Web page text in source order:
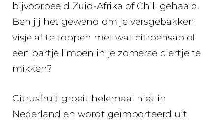
bijvoorbeeld Zuid-Afrika of Chili gehaald.
Ben jij het gewend om je versgebakken
visje af te toppen met wat citroensap of
een partje limoen in je zomerse biertje te
mikken?
Citrusfruit groeit helemaal niet in
Nederland en wordt geïmporteerd uit